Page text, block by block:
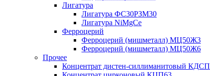
Лигатура
Лигатура ФС30РЗМ30
Лигатура NiMgCe
Ферроцерий
Ферроцерий (мишметалл) МЦ50Ж3
Ферроцерий (мишметалл) МЦ50Ж6
Прочее
Концентрат дистен-силлиманитовый КДСП